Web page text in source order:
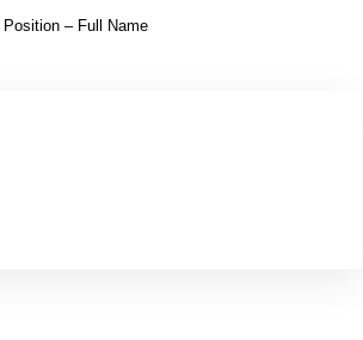
– Full Name